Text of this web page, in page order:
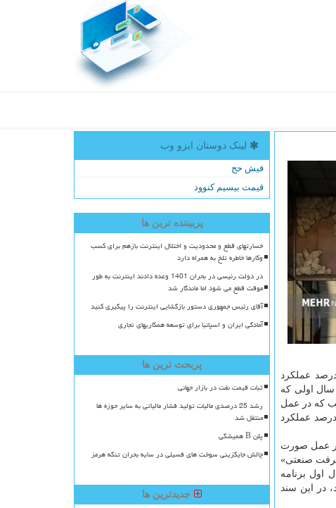
بعنوان مثال، اگر بخواهم خدمت بزرگواران بعضی از این آمار را ارایه دهم، در حوزه اکتشاف بالاتر از ۸۰ درصد عملکرد
که طبق برش سال اولی که
از ۱۰۰ درصد داشته ایم، بدین سبب که در عمل
عملکرد
در عمل صورت
صنعتی»
اول برنامه
در این سند
لینک دوستان ایزو وب
فیش حج
قیمت بیسیم کنوود
پربیننده ترین ها
خسارتهای قطع و محدودیت و اختلال اینترنت بازهم برای کسب
وکارها خاطره تلخ به همراه دارد
در دولت رئیسی در بحران 1401 وعده دادند اینترنت به طور
موقت قطع می شود اما ماندگار شد
آقای رئیس جمهوری دستور بازگشایی اینترنت را پیگیری کنید
آمادگی ایران و اسپانیا برای توسعه همکاریهای تجاری
پربحث ترین ها
ثبات قیمت نفت در بازار جهانی
رشد 25 درصدی مالیات تولید فشار مالیاتی به سایر حوزه ها
منتقل شد
پلن B همیشگی
چالش جایگزینی سوخت های فسیلی در سایه بحران تنگه هرمز
جدیدترین ها